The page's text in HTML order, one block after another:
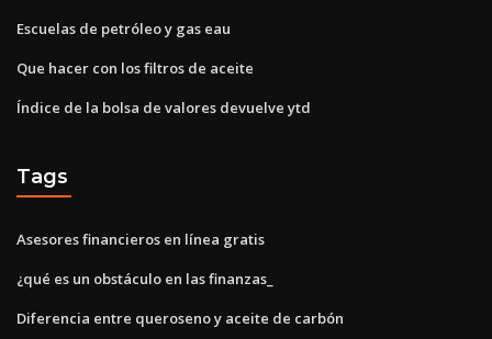
Escuelas de petróleo y gas eau
Que hacer con los filtros de aceite
Índice de la bolsa de valores devuelve ytd
Tags
Asesores financieros en línea gratis
¿qué es un obstáculo en las finanzas_
Diferencia entre queroseno y aceite de carbón